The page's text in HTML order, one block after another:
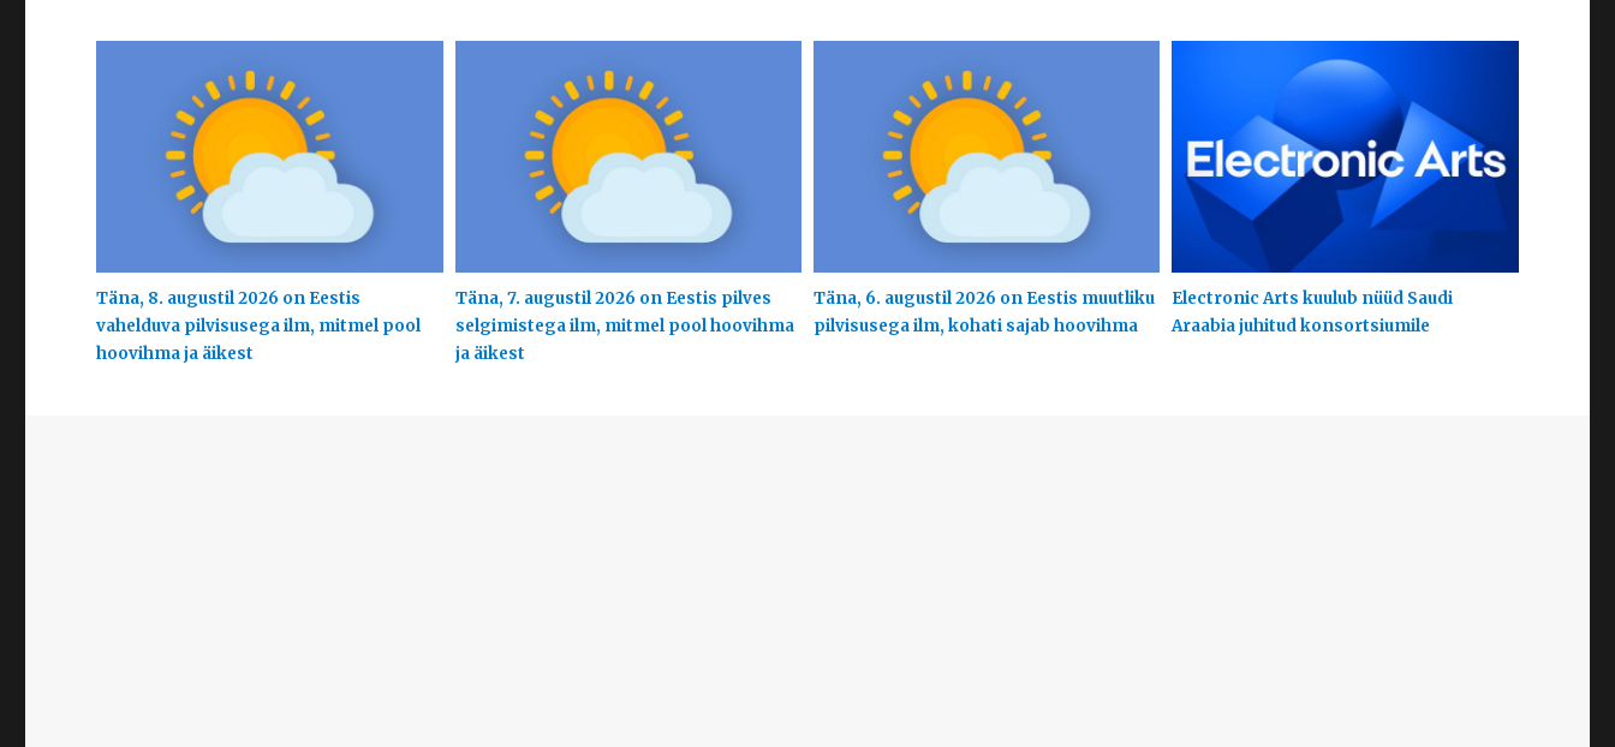
Täna, 8. augustil 2026 on Eestis
vahelduva pilvisusega ilm, mitmel pool
hoovihma ja äikest
Täna, 7. augustil 2026 on Eestis pilves
selgimistega ilm, mitmel pool hoovihma
ja äikest
Täna, 6. augustil 2026 on Eestis muutliku
pilvisusega ilm, kohati sajab hoovihma
Electronic Arts kuulub nüüd Saudi
Araabia juhitud konsortsiumile